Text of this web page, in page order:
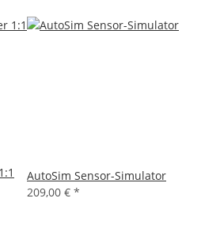
AutoSim Sensor-Simulator
209,00 € *